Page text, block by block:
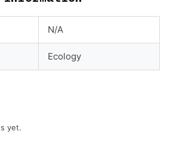
N/A
Ecology
yet.